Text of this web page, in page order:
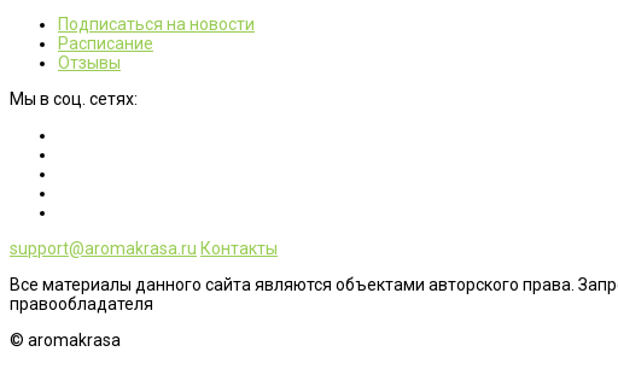
Подписаться на новости
Расписание
Отзывы
Мы в соц. сетях:
support@aromakrasa.ru Контакты
Все материалы данного сайта являются объектами авторского права.
правообладателя
© aromakrasa